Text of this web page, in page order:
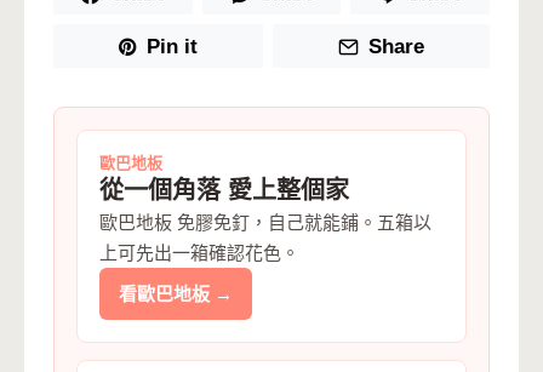
Pin it Share
歐巴地板
從一個角落 愛上整個家
歐巴地板 免膠免釘，自己就能鋪。五箱以
上可先出一箱確認花色。
看歐巴地板 →